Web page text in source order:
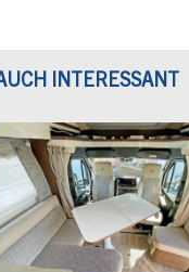
INTERESSANT